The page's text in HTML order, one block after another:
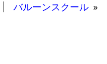
バルーンスクール »